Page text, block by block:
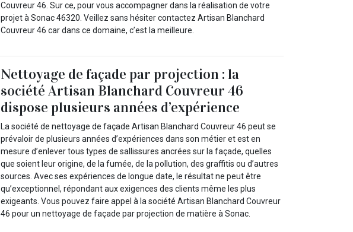
Couvreur 46. Sur ce, pour vous accompagner dans la réalisation de votre
projet à Sonac 46320. Veillez sans hésiter contactez Artisan Blanchard
Couvreur 46 car dans ce domaine, c’est la meilleure.
Nettoyage de façade par projection : la
société Artisan Blanchard Couvreur 46
dispose plusieurs années d’expérience
La société de nettoyage de façade Artisan Blanchard Couvreur 46 peut se
prévaloir de plusieurs années d’expériences dans son métier et est en
mesure d’enlever tous types de sallissures ancrées sur la façade, quelles
que soient leur origine, de la fumée, de la pollution, des graffitis ou d’autres
sources. Avec ses expériences de longue date, le résultat ne peut être
qu’exceptionnel, répondant aux exigences des clients même les plus
exigeants. Vous pouvez faire appel à la société Artisan Blanchard Couvreur
46 pour un nettoyage de façade par projection de matière à Sonac.